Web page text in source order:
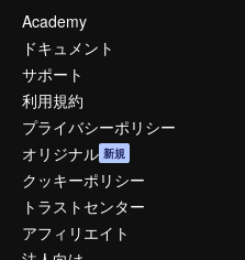
Academy
ドキュメント
サポート
利用規約
プライバシーポリシー
オリジナル 新規
クッキーポリシー
トラストセンター
アフィリエイト